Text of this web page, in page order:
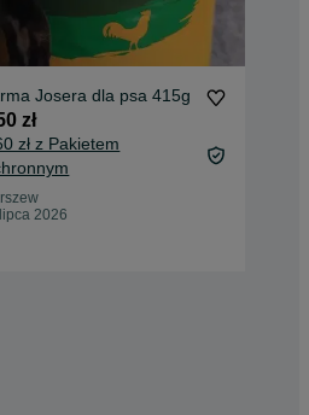
Josera dla psa 415g
zł
zł z Pakietem
2026